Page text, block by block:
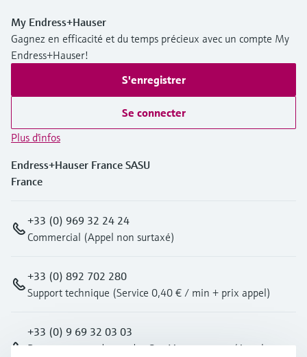
My Endress+Hauser
Gagnez en efficacité et du temps précieux avec un compte My
Endress+Hauser!
S'enregistrer
Se connecter
Plus d'infos
Endress+Hauser France SASU
France
+33 (0) 969 32 24 24
Commercial (Appel non surtaxé)
+33 (0) 892 702 280
Support technique (Service 0,40 € / min + prix appel)
+33 (0) 9 69 32 03 03
Pour toutes vos demandes Gas Measurement (Appel non